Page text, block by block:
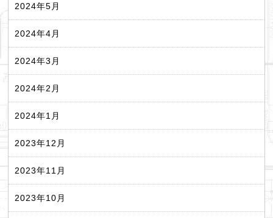
2024年5月
2024年4月
2024年3月
2024年2月
2024年1月
2023年12月
2023年11月
2023年10月